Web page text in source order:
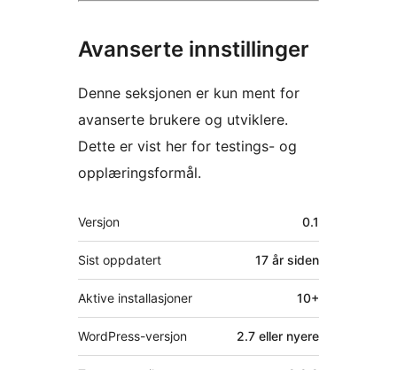
Avanserte innstillinger
Denne seksjonen er kun ment for
avanserte brukere og utviklere.
Dette er vist her for testings- og
opplæringsformål.
Meta
Versjon 0.1
Sist oppdatert 17 år siden
Aktive installasjoner 10+
WordPress-versjon 2.7 eller nyere